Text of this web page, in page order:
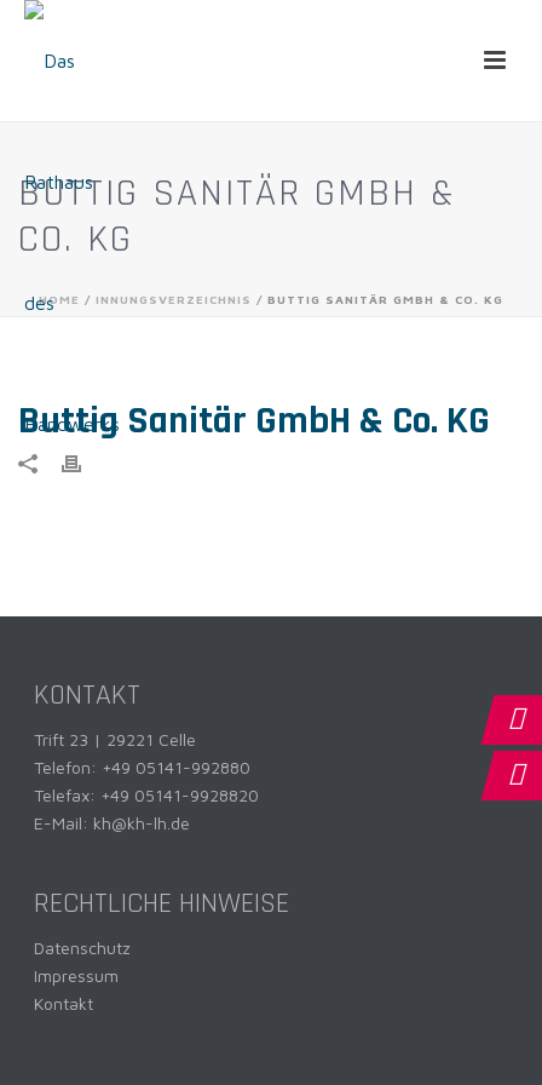
BUTTIG SANITÄR GMBH &
CO. KG
HOME / INNUNGSVERZEICHNIS / BUTTIG SANITÄR GMBH & CO. KG
Buttig Sanitär GmbH & Co. KG
KONTAKT
Trift 23 | 29221 Celle
Telefon: +49 05141-992880
Telefax: +49 05141-9928820
E-Mail: kh@kh-lh.de
RECHTLICHE HINWEISE
Datenschutz
Impressum
Kontakt